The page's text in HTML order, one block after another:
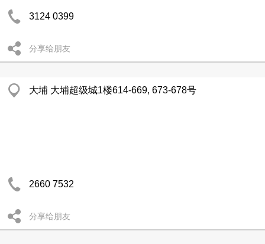
3124 0399
分享给朋友
大埔 大埔超级城1楼614-669, 673-678号
2660 7532
分享给朋友